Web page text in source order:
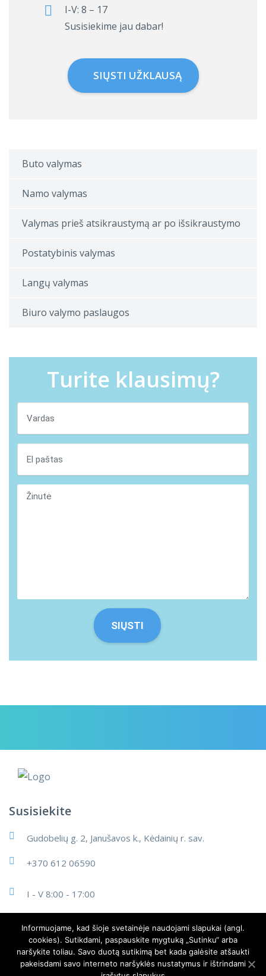
I-V: 8 – 17
Susisiekime jau dabar!
SIŲSTI UŽKLAUSĄ
Buto valymas
Namo valymas
Valymas prieš atsikraustymą ar po išsikraustymo
Postatybinis valymas
Langų valymas
Biuro valymo paslaugos
Turite klausimų?
Susisiekite
Gudobelių g. 2, Janušavos k., Kėdainių r. sav.
+370 612 06590
I - V 8:00 - 17:00
Informuojame, kad šioje svetainėje naudojami slapukai (angl.
cookies). Sutikdami, paspauskite mygtuką „Sutinku“ arba
naršykite toliau. Savo duotą sutikimą bet kada galėsite atšaukti
pakeisdami savo interneto naršyklės nustatymus ir ištrindami